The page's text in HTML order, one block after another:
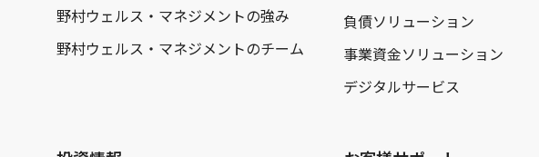
野村ウェルス・マネジメントの強み
野村ウェルス・マネジメントのチーム
負債ソリューション
事業資金ソリューション
デジタルサービス